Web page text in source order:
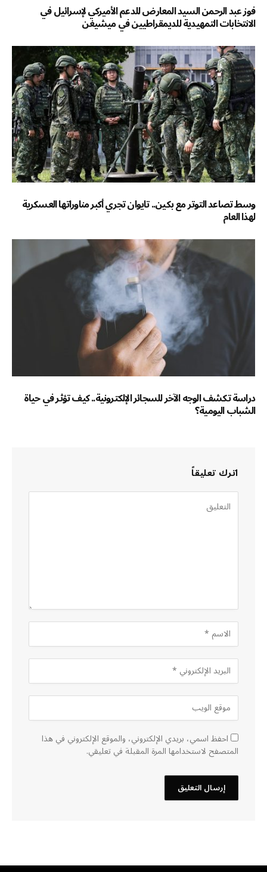
فوز عبد الرحمن السيد المعارض للدعم الأميركي لإسرائيل في
الانتخابات التمهيدية للديمقراطيين في ميشيغن
وسط تصاعد التوتر مع بكين.. تايوان تجري أكبر مناوراتها العسكرية
لهذا العام
دراسة تكشف الوجه الآخر للسجائر الإلكترونية.. كيف تؤثر في حياة
الشباب اليومية؟
اترك تعليقاً
احفظ اسمي، بريدي الإلكتروني، والموقع الإلكتروني في هذا
المتصفح لاستخدامها المرة المقبلة في تعليقي.